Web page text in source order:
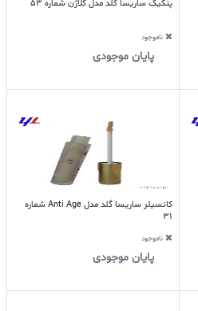
پنکیک ساریسا گلد مدل کلاژن شماره 53
ناموجود
پایان موجودی
کانسیلر ساریسا گلد مدل Anti Age شماره
31
ناموجود
پایان موجودی